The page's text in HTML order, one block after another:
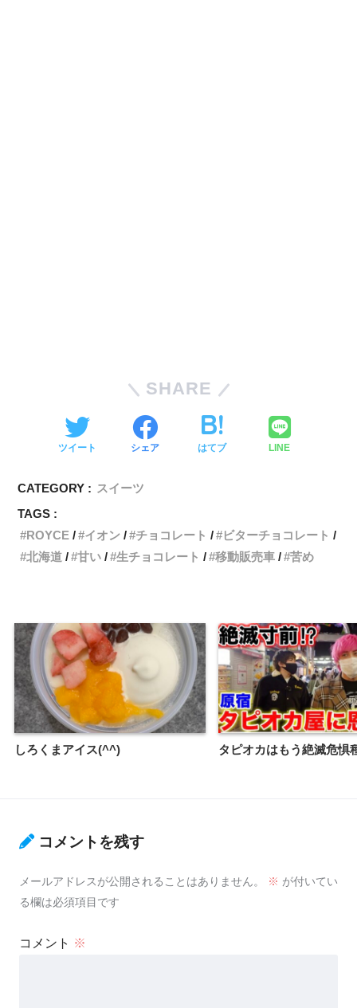
SHARE
ツイート シェア はてブ LINE
CATEGORY : スイーツ
TAGS :
ROYCE
イオン チョコレート
ビターチョコレート
北海道
甘い 生チョコレート 移動販売車 苦め
しろくまアイス(^^) タピオカはもう絶滅危惧
コメントを残す
メールアドレスが公開されることはありません。 ※ が付いてい
る欄は必須項目です
コメント ※